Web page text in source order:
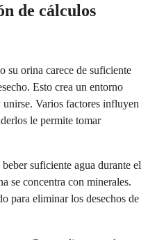
de cálculos
su orina carece de suficiente
Esto crea un entorno
Varios factores influyen
le permite tomar
suficiente agua durante el
se concentra con minerales.
para eliminar los desechos de